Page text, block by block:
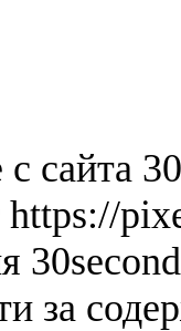
сайта
https://
за